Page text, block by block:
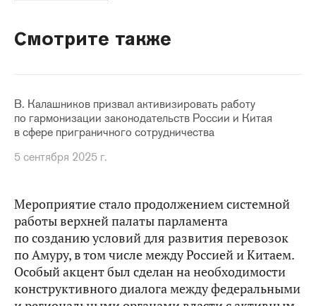
Смотрите также
В. Калашников призвал активизировать работу
по гармонизации законодательств России и Китая
в сфере приграничного сотрудничества
5 сентября 2025 г.
Мероприятие стало продолжением системной
работы верхней палаты парламента
по созданию условий для развития перевозок
по Амуру, в том числе между Россией и Китаем.
Особый акцент был сделан на необходимости
конструктивного диалога между федеральными